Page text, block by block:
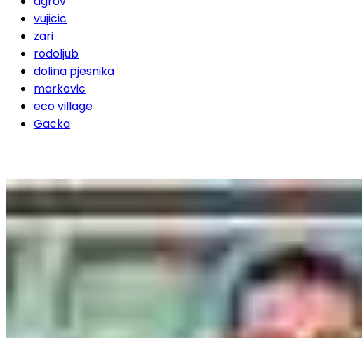
vujicic
zari
rodoljub
dolina pjesnika
markovic
eco village
Gacka